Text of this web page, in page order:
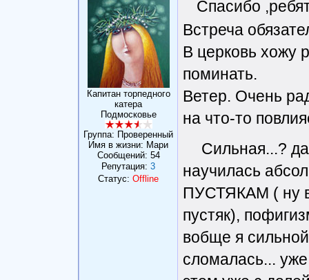
Капитан торпедного
катера
Подмосковье
Группа: Проверенный
Имя в жизни: Мари
Сообщений: 54
Репутация: 3
Статус: Offline
Спасибо
Встреча
В церковь хожу
поминать.
Ветер. Очень
на что-то
Сильная...?
научилась
ПУСТЯКАМ ( ну
пустяк),
вобще я
сломалась...